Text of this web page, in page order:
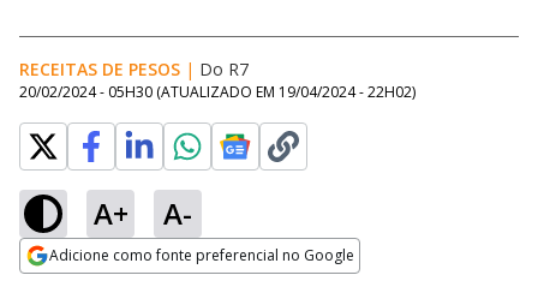
RECEITAS DE PESOS | Do R7
20/02/2024 - 05H30 (ATUALIZADO EM 19/04/2024 - 22H02)
A+ A-
Adicione como fonte preferencial no Google